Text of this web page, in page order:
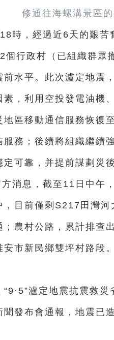
修通往海螺溝景區
時，經過近6天的艱苦
個行政村（已組織群眾
前水平。此次瀘定地震
素，利用空投發電油機
地區移動通信服務恢復
服務；後續將組織繼續
可靠，并提前謀劃災
消息，截至11日中午
，目前僅剩S217田灣
；農村公路，累計排查
安市新民鄉雙坪村路段
“9·5”瀘定地震抗震救
聞發布會通報，地震已